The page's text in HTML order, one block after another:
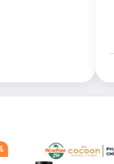
với độ dung
nhờn rít.